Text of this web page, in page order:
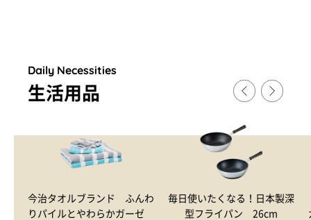
Daily Necessities
生活用品
今治タオルブランド ふんわ
りパイルとやわらかガーゼ
毎日使いたくなる！日本製深
型フライパン 26cm